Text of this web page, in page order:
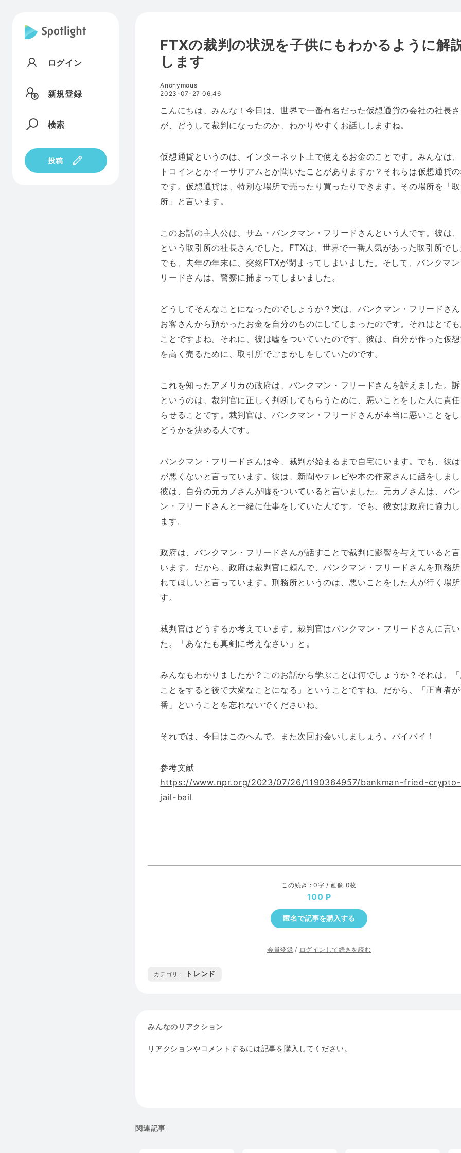
ログイン
新規登録
検索
投稿
FTXの裁判の状況を子供にもわかるように解
します
Anonymous
2023-07-27 06:46
こんにちは、みんな！今日は、世界で一番有名だった仮想通貨の会社の社長
が、どうして裁判になったのか、わかりやすくお話ししますね。
仮想通貨というのは、インターネット上で使えるお金のことです。みんなは
トコインとかイーサリアムとか聞いたことがありますか？それらは仮想通貨
です。仮想通貨は、特別な場所で売ったり買ったりできます。その場所を「
所」と言います。
このお話の主人公は、サム・バンクマン・フリードさんという人です。彼は
という取引所の社長さんでした。FTXは、世界で一番人気があった取引所で
でも、去年の年末に、突然FTXが閉まってしまいました。そして、バンクマ
リードさんは、警察に捕まってしまいました。
どうしてそんなことになったのでしょうか？実は、バンクマン・フリードさ
お客さんから預かったお金を自分のものにしてしまったのです。それはとて
ことですよね。それに、彼は嘘をついていたのです。彼は、自分が作った仮
を高く売るために、取引所でごまかしをしていたのです。
これを知ったアメリカの政府は、バンクマン・フリードさんを訴えました。
というのは、裁判官に正しく判断してもらうために、悪いことをした人に責
らせることです。裁判官は、バンクマン・フリードさんが本当に悪いことを
どうかを決める人です。
バンクマン・フリードさんは今、裁判が始まるまで自宅にいます。でも、彼
が悪くないと言っています。彼は、新聞やテレビや本の作家さんに話をしま
彼は、自分の元カノさんが嘘をついていると言いました。元カノさんは、バ
ン・フリードさんと一緒に仕事をしていた人です。でも、彼女は政府に協力
ます。
政府は、バンクマン・フリードさんが話すことで裁判に影響を与えていると
います。だから、政府は裁判官に頼んで、バンクマン・フリードさんを刑務
れてほしいと言っています。刑務所というのは、悪いことをした人が行く場
す。
裁判官はどうするか考えています。裁判官はバンクマン・フリードさんに言
た。「あなたも真剣に考えなさい」と。
みんなもわかりましたか？このお話から学ぶことは何でしょうか？それは、
ことをすると後で大変なことになる」ということですね。だから、「正直者
番」ということを忘れないでくださいね。
それでは、今日はこのへんで。また次回お会いしましょう。バイバイ！
参考文献
https://www.npr.org/2023/07/26/1190364957/bankman-fried-
jail-bail
この続き : 0字 / 画像 0枚
100
匿名で記事を購入する
会員登録 / ログインして続きを読む
カテゴリ : トレンド
みんなのリアクション
リアクションやコメントするには記事を購入してください。
関連記事